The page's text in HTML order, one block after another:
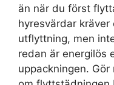
än när du först
hyresvärdar
utflyttning, men
redan är energilös
uppackningen.